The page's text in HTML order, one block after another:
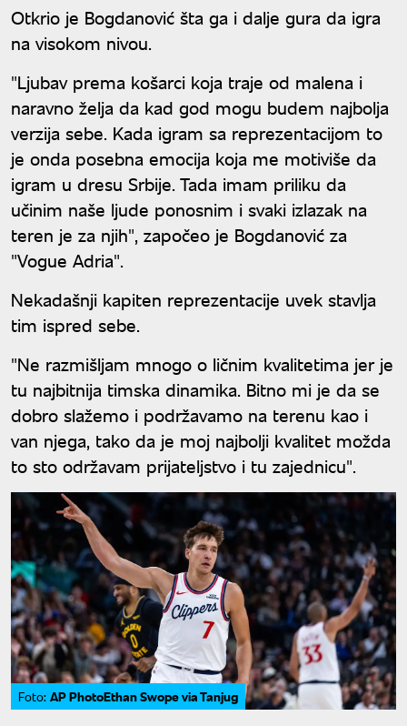
trejd
Otkrio je Bogdanović šta ga i dalje gura da igra
na visokom nivou.
"Ljubav prema košarci koja traje od malena i
naravno želja da kad god mogu budem najbolja
verzija sebe. Kada igram sa reprezentacijom to
je onda posebna emocija koja me motiviše da
igram u dresu Srbije. Tada imam priliku da
učinim naše ljude ponosnim i svaki izlazak na
teren je za njih", započeo je Bogdanović za
"Vogue Adria".
Nekadašnji kapiten reprezentacije uvek stavlja
tim ispred sebe.
"Ne razmišljam mnogo o ličnim kvalitetima jer je
tu najbitnija timska dinamika. Bitno mi je da se
dobro slažemo i podržavamo na terenu kao i
van njega, tako da je moj najbolji kvalitet možda
to sto održavam prijateljstvo i tu zajednicu".
Foto: AP PhotoEthan Swope via Tanjug